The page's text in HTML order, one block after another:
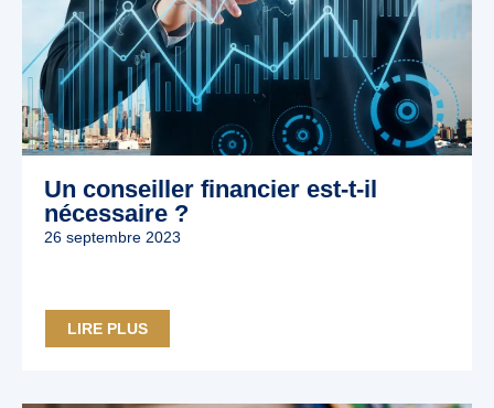
Un conseiller financier est-t-il
nécessaire ?
26 septembre 2023
LIRE PLUS